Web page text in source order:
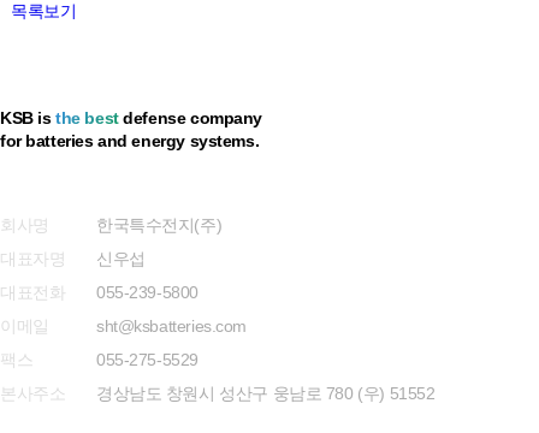
목록보기
KSB isthe bestdefense company
for batteries and energy systems.
회사명
한국특수전지(주)
대표자명
신우섭
대표전화
055-239-5800
이메일
sht@ksbatteries.com
팩스
055-275-5529
본사주소
경상남도 창원시 성산구 웅남로 780 (우) 51552